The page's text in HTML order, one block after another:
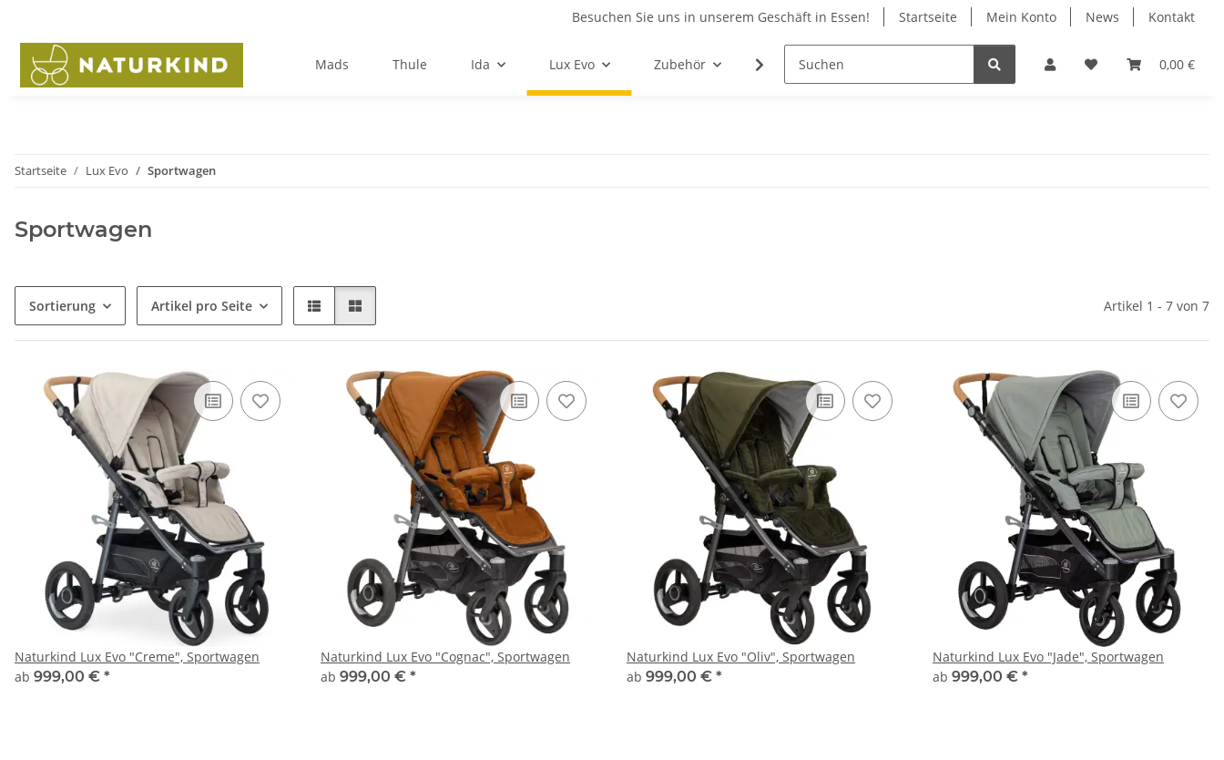
Besuchen Sie uns in unserem Geschäft in Essen! Startseite Mein Konto News Kontakt
0,00 €
Mads Thule Ida Lux Evo Zubehör Ersatzteile Geschäft in Essen
Startseite Lux Evo Sportwagen
Sportwagen
Sortierung Artikel pro Seite Artikel 1 - 7 von 7
Naturkind Lux Evo "Creme", Sportwagen
ab 999,00 € *
Naturkind Lux Evo "Cognac", Sportwagen
ab 999,00 € *
Naturkind Lux Evo "Oliv", Sportwagen
ab 999,00 € *
Naturkind Lux Evo "Jade", Sportwagen
ab 999,00 € *